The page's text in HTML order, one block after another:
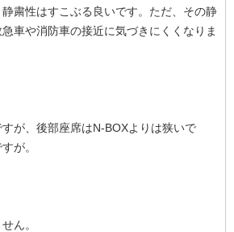
粛性はすこぶる良いです。ただ、その静
車や消防車の接近に気づきにくくなりま
が、後部座席はN-BOXよりは狭いで
が。
ん。